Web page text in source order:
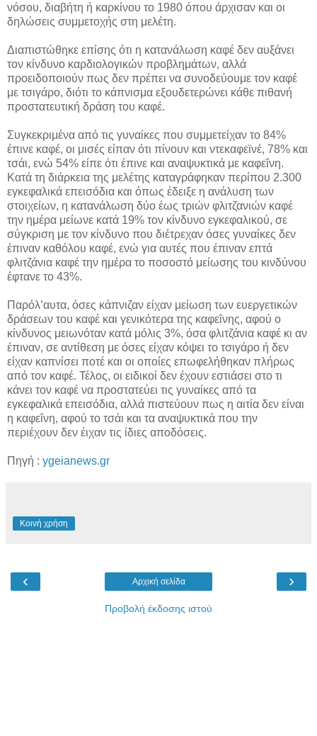
νόσου, διαβήτη ή καρκίνου το 1980 όπου άρχισαν και οι
δηλώσεις συμμετοχής στη μελέτη.
Διαπιστώθηκε επίσης ότι η κατανάλωση καφέ δεν αυξάνει
τον κίνδυνο καρδιολογικών προβλημάτων, αλλά
προειδοποιούν πως δεν πρέπει να συνοδεύουμε τον καφέ
με τσιγάρο, διότι το κάπνισμα εξουδετερώνει κάθε πιθανή
προστατευτική δράση του καφέ.
Συγκεκριμένα από τις γυναίκες που συμμετείχαν το 84%
έπινε καφέ, οι μισές είπαν ότι πίνουν και ντεκαφεϊνέ, 78% και
τσάι, ενώ 54% είπε ότι έπινε και αναψυκτικά με καφεΐνη.
Κατά τη διάρκεια της μελέτης καταγράφηκαν περίπου 2.300
εγκεφαλικά επεισόδια και όπως έδειξε η ανάλυση των
στοιχείων, η κατανάλωση δύο έως τριών φλιτζανιών καφέ
την ημέρα μείωνε κατά 19% τον κίνδυνο εγκεφαλικού, σε
σύγκριση με τον κίνδυνο που διέτρεχαν όσες γυναίκες δεν
έπιναν καθόλου καφέ, ενώ για αυτές που έπιναν επτά
φλιτζάνια καφέ την ημέρα το ποσοστό μείωσης του κινδύνου
έφτανε το 43%.
Παρόλ’αυτα, όσες κάπνιζαν είχαν μείωση των ευεργετικών
δράσεων του καφέ και γενικότερα της καφεΐνης, αφού ο
κίνδυνος μειωνόταν κατά μόλις 3%, όσα φλιτζάνια καφέ κι αν
έπιναν, σε αντίθεση με όσες είχαν κόψει το τσιγάρο ή δεν
είχαν καπνίσει ποτέ και οι οποίες επωφελήθηκαν πλήρως
από τον καφέ. Τέλος, οι ειδικοί δεν έχουν εστιάσει στο τι
κάνει τον καφέ να προστατεύει τις γυναίκες από τα
εγκεφαλικά επεισόδια, αλλά πιστεύουν πως η αιτία δεν είναι
η καφεΐνη, αφού το τσάι και τα αναψυκτικά που την
περιέχουν δεν έιχαν τις ίδιες αποδόσεις.
Πηγή : ygeianews.gr
Κοινή χρήση
‹ ›
Αρχική σελίδα
Προβολή έκδοσης ιστού